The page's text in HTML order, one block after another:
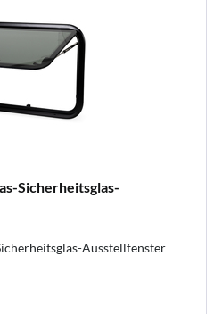
Sicherheitsglas-
Ausstellfenster